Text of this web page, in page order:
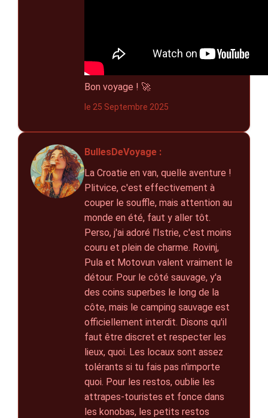
Bon voyage ! 🚀
le 25 Septembre 2025
BullesDeVoyage :
La Croatie en van, quelle aventure !
Plitvice, c'est effectivement à
couper le souffle, mais attention au
monde en été, faut y aller tôt.
Perso, j'ai adoré l'Istrie, c'est moins
couru et plein de charme. Rovinj,
Pula et Motovun valent vraiment le
détour. Pour le côté sauvage, y'a
des coins superbes le long de la
côte, mais le camping sauvage est
officiellement interdit. Disons qu'il
faut être discret et respecter les
lieux, quoi. Les locaux sont assez
tolérants si tu fais pas n'importe
quoi. Pour les restos, oublie les
attrapes-touristes et fonce dans
les konobas, les petits restos